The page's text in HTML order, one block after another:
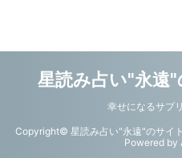
星読み占い"永遠"
幸せになるサプ
Copyright© 星読み占い"永遠"のサイ
Powered by